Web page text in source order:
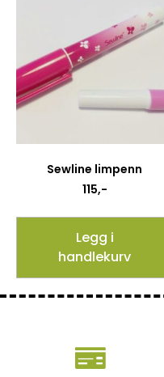
Sewline limpenn
115,-
Legg i
handlekurv